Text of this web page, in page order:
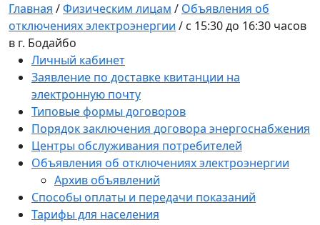
Главная /Физическим лицам / Объявления об
отключениях электроэнергии / с 15:30 до 16:30 часов
в г. Бодайбо
Личный кабинет
Заявление по доставке квитанции на
электронную почту
Типовые формы договоров
Порядок заключения договора энергоснабжения
Центры обслуживания потребителей
Объявления об отключениях электроэнергии
Архив объявлений
Способы оплаты и передачи показаний
Тарифы для населения